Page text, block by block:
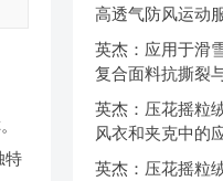
特
高透气防风运动
英杰：应用于滑
复合面料抗撕裂
英杰：压花摇粒
风衣和夹克中的
英杰：压花摇粒